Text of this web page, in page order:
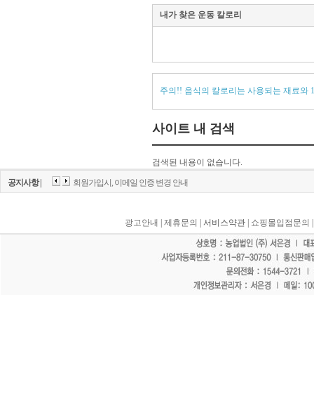
내가 찾은 운동 칼로리
주의!! 음식의 칼로리는 사용되는 재료와
사이트 내 검색
검색된 내용이 없습니다.
공지사항 | 회원가입시, 이메일 인증 변경 안내
광고안내 제휴문의 | 서비스약관 | 쇼핑몰입점문의
"홈페이지 모든 게시물에